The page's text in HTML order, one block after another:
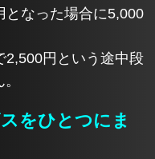
となった場合に5,000
2,500円という途中段
をひとつにま